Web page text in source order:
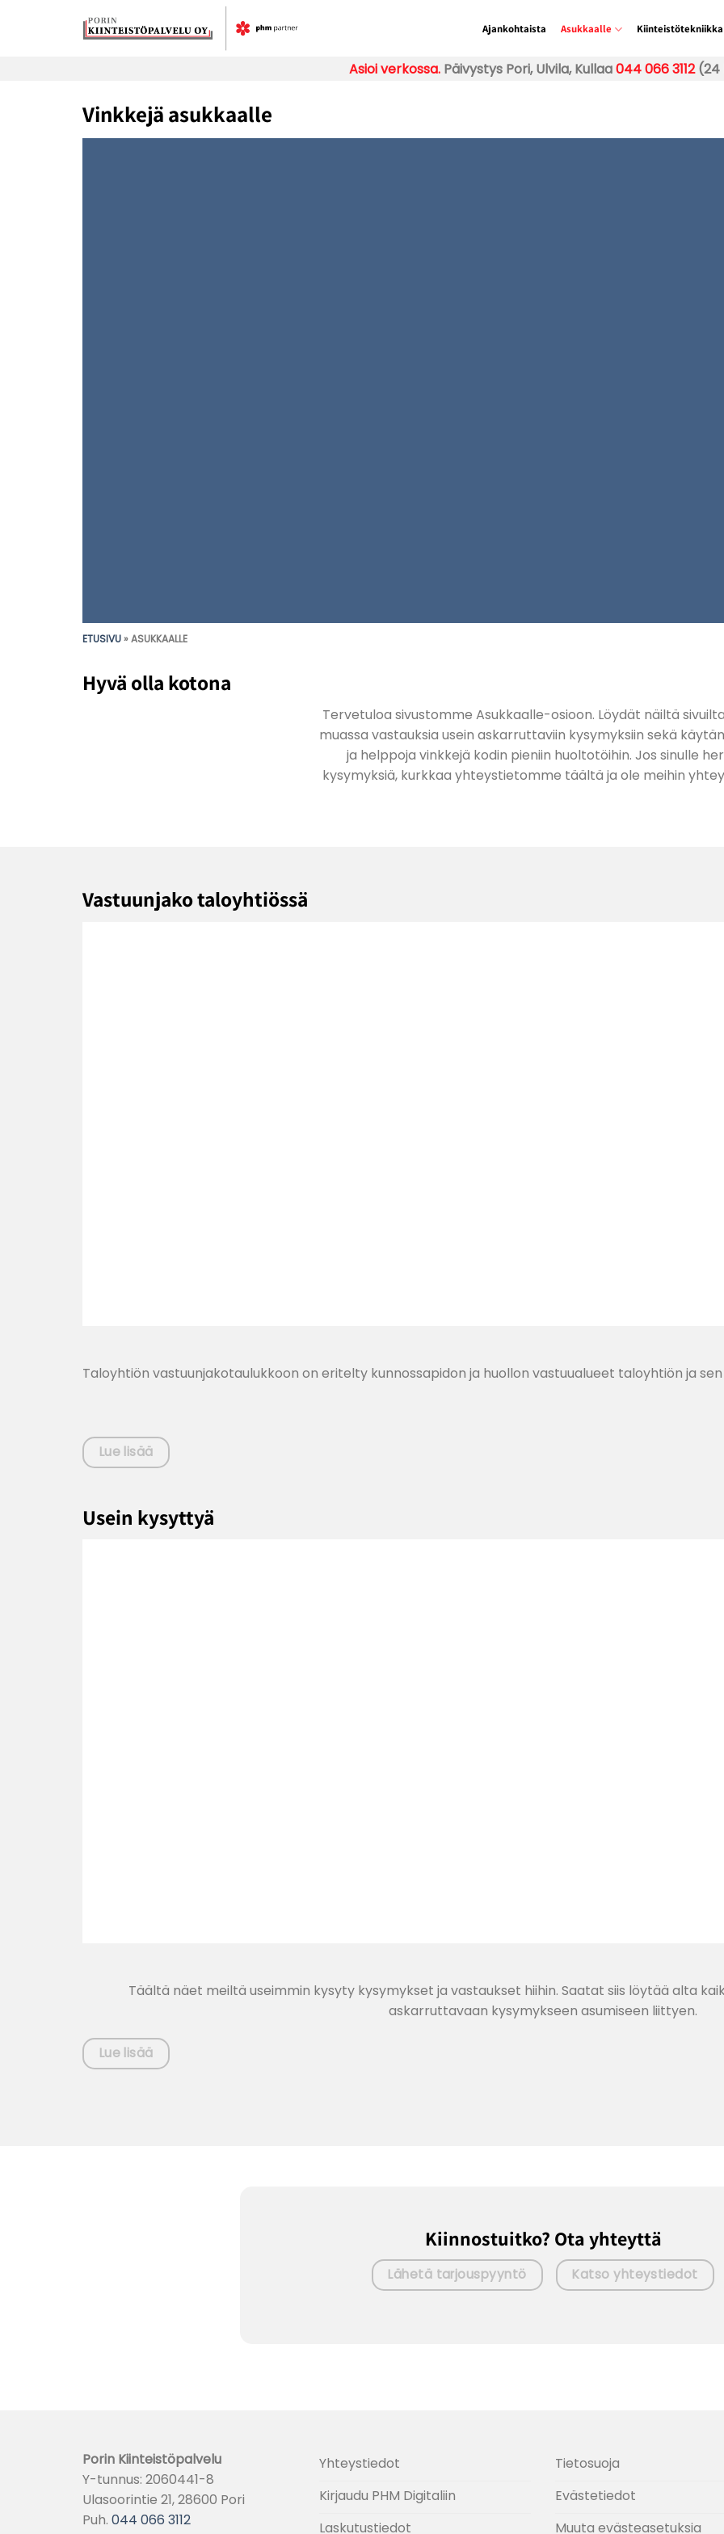
Ajankohtaista Asukkaalle Kiinteistötekniikka
Asioi verkossa.Päivystys Pori, Ulvila, Kullaa044 066 3112(24
Vinkkejä asukkaalle
ETUSIVU»ASUKKAALLE
Hyvä olla kotona
Tervetuloa sivustomme Asukkaalle-osioon. Löydät näiltä
muassa vastauksia usein askarruttaviin kysymyksiin sekä
ja helppoja vinkkejä kodin pieniin huoltotöihin. Jos sinulle
kysymyksiä, kurkkaa yhteystietomme täältä ja ole meihin
Vastuunjako taloyhtiössä
Taloyhtiön vastuunjakotaulukkoon on eritelty kunnossapidon ja huollon vastuualueet taloyhtiön ja
Lue lisää
Usein kysyttyä
Täältä näet meiltä useimmin kysyty kysymykset ja vastaukset hiihin. Saatat siis löytää alta
askarruttavaan kysymykseen asumiseen liittyen.
Lue lisää
Kiinnostuitko? Ota yhteyttä
Lähetä tarjouspyyntö Katso yhteystiedot
Porin Kiinteistöpalvelu
Y-tunnus: 2060441-8
Ulasoorintie 21, 28600 Pori
Puh. 044 066 3112
Yhteystiedot
Kirjaudu PHM Digitaliin
Laskutustiedot
Tietosuoja
Evästetiedot
Muuta evästeasetuksia